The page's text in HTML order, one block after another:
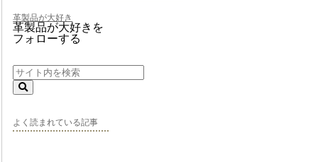
革製品が大好き
革製品が大好きを
フォローする
よく読まれている記事